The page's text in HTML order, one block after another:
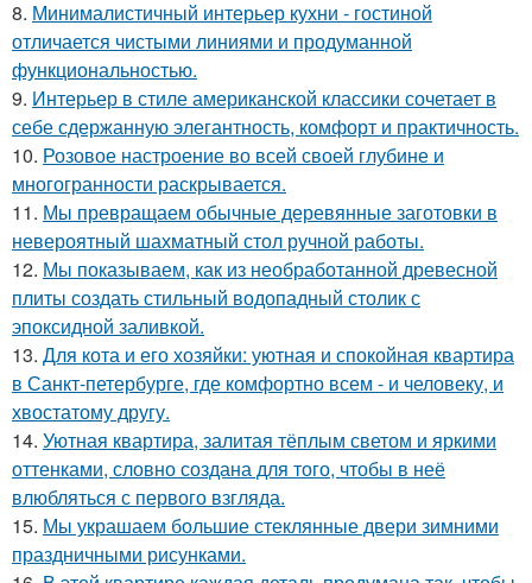
8. Минималистичный интерьер кухни - гостиной
отличается чистыми линиями и продуманной
функциональностью.
9. Интерьер в стиле американской классики сочетает в
себе сдержанную элегантность, комфорт и практичность.
10. Розовое настроение во всей своей глубине и
многогранности раскрывается.
11. Мы превращаем обычные деревянные заготовки в
невероятный шахматный стол ручной работы.
12. Мы показываем, как из необработанной древесной
плиты создать стильный водопадный столик с
эпоксидной заливкой.
13. Для кота и его хозяйки: уютная и спокойная квартира
в Санкт-петербурге, где комфортно всем - и человеку, и
хвостатому другу.
14. Уютная квартира, залитая тёплым светом и яркими
оттенками, словно создана для того, чтобы в неё
влюбляться с первого взгляда.
15. Мы украшаем большие стеклянные двери зимними
праздничными рисунками.